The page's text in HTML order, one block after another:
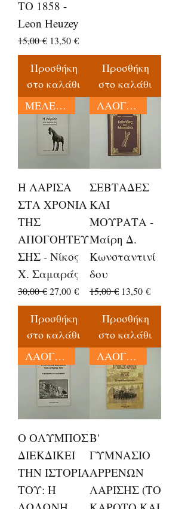
ΤΟ 1858 -
Leon Heuzey
Κανονική τιμή
15,00 € Τιμή Έκπτωσης
13,50 €
Προσθήκη
στο καλάθι
Προσθήκη
στο καλάθι
ΜΕΛΕΤΕΣ
Η ΛΑΡΙΣΑ
ΣΤΑ ΧΡΟΝΙΑ
ΤΗΣ
ΑΠΟΓΟΗΤΕΥ
ΣΗΣ - Νίκος
Χ. Σαμαράς
Κανονική τιμή
30,00 €Τιμή Έκπτωσης
27,00 €
Προσθήκη
στο καλάθι
ΛΑΟΓΡΑΦΙΑ
ΣΕΒΤΑΔΕΣ
ΚΑΙ
ΜΟΥΡΑΤΑ -
Μαίρη Δ.
Κωνσταντινί
δου
Κανονική τιμή
15,00 € Τιμή Έκπτωσης
13,50 €
Προσθήκη
στο καλάθι
ΛΑΟΓΡΑΦΙΑ
Ο ΟΛΥΜΠΟΣ
ΔΙΕΚΔΙΚΕΙ
ΤΗΝ ΙΣΤΟΡΙΑ
ΤΟΥ: Η
ΛΑΟΓΡΑΦΙΑ
Β'
ΓΥΜΝΑΣΙΟ
ΑΡΡΕΝΩΝ
ΛΑΡΙΣΗΣ (ΤΟ